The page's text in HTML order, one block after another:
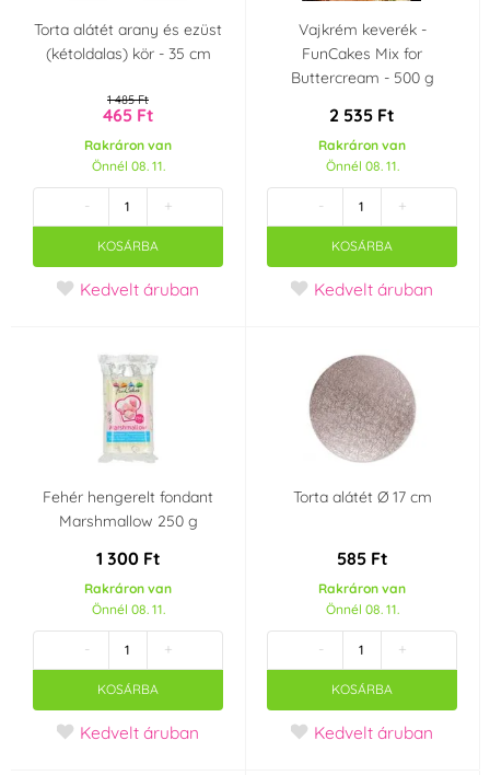
Szín
Bordó (2)
Fekete (10) Piros (21)
(4) Barna
Barack (2) Kék (20)
Átlátszó Rózsaszín (15)
Elefántcsont Ezüst (7)
Szürke Test szín
Zöld (17) Arany (6)
Sárga (10)
Anyag
Cukortömeg (1) Marcipán (8)
Torta alátét arany és ezüst
(kétoldalas) kör - 35 cm
1 485 Ft
465 Ft
Rakráron van
Önnél 08. 11.
- +
KOSÁRBA
Kedvelt áruban
Vajkrém keverék -
FunCakes Mix for
Buttercream - 500 g
2 535 Ft
Rakráron van
Önnél 08. 11.
- +
KOSÁRBA
Kedvelt áruban
Fehér hengerelt fondant
Marshmallow 250 g
1 300 Ft
Rakráron van
Önnél 08. 11.
- +
KOSÁRBA
Kedvelt áruban
Torta alátét Ø 17 cm
585 Ft
Rakráron van
Önnél 08. 11.
- +
KOSÁRBA
Kedvelt áruban